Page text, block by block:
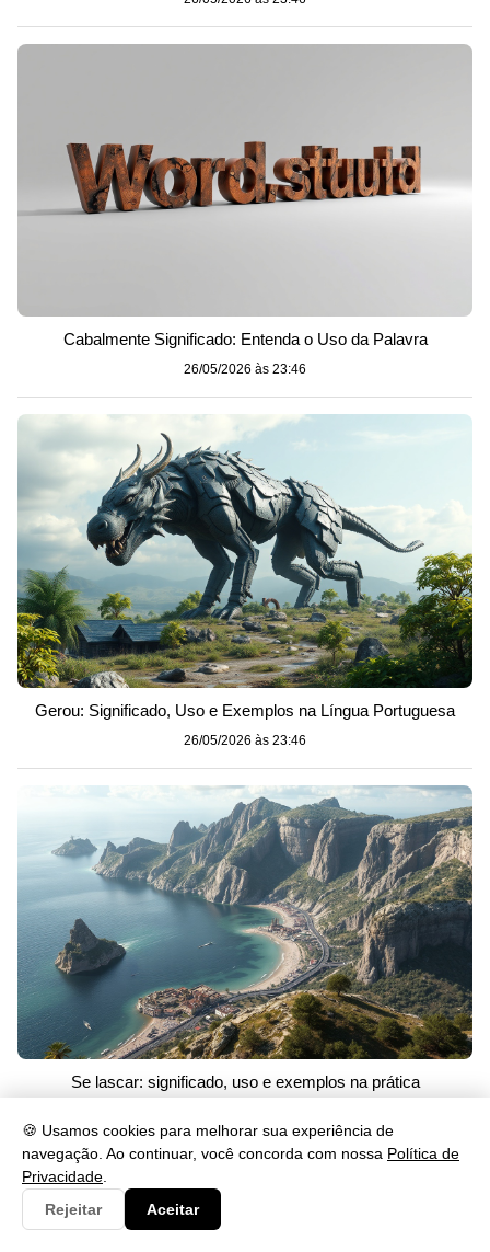
🍪 Usamos cookies para melhorar sua experiência de
navegação. Ao continuar, você concorda com nossa Política de
Privacidade
Rejeitar
Aceitar
Cabalmente Significado: Entenda o Uso da Palavra
26/05/2026 às 23:46
Gerou: Significado, Uso e Exemplos na Língua Portuguesa
26/05/2026 às 23:46
Se lascar: significado, uso e exemplos na prática
Categorias
Artes